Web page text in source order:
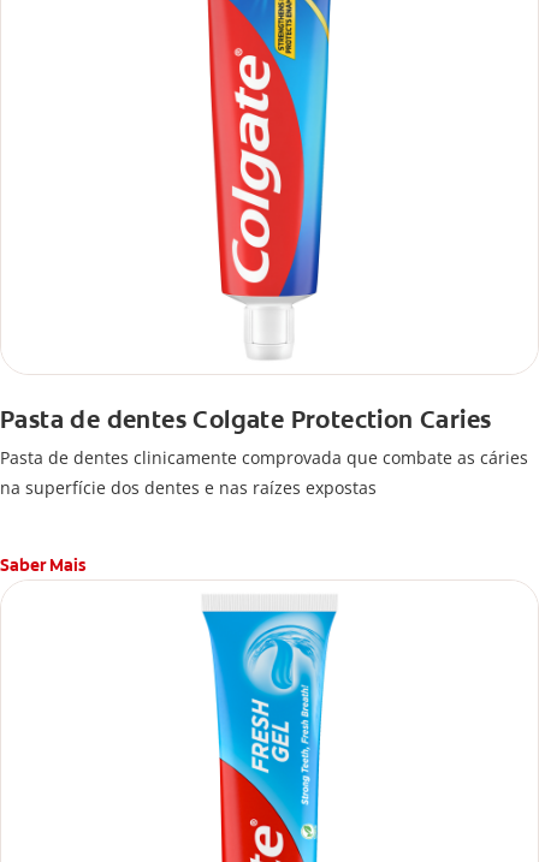
Pasta de dentes Colgate Protection Caries
Pasta de dentes clinicamente comprovada que combate as cáries
na superfície dos dentes e nas raízes expostas
Saber Mais